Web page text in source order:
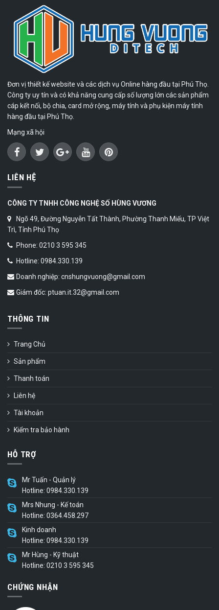
Đơn vị thiết kế website và các dịch vụ Online hàng đầu tại Phú Thọ.
Công ty uy tín và có khả năng cung cấp số lượng lớn các sản phẩm
cáp kết nối, bộ chia, card mở rộng, máy tính và phụ kiện máy tính
hàng đầu tại Phú Thọ.
Mạng xã hội
LIÊN HỆ
CÔNG TY TNHH CÔNG NGHỆ SỐ HÙNG VƯƠNG
Ngõ 49, Đường Nguyễn Tất Thành, Phường Thanh Miếu, TP Việt
Trì, Tỉnh Phú Thọ
Phone: 0210 3 595 345
Hotline: 0984.330.139
Doanh nghiệp: cnshungvuong@gmail.com
Giám đốc: ptuan.it.32@gmail.com
THÔNG TIN
Trang Chủ
Sản phẩm
Thanh toán
Liên hệ
Tài khoản
Kiểm tra bảo hành
HỖ TRỢ
Mr Tuấn - Quản lý
Hotline: 0984.330.139
Mrs Nhung - Kế toán
Hotline: 0364.458.297
Kinh doanh
Hotline: 0984.330.139
Mr Hùng - Kỹ thuật
Hotline: 0210 3 595 345
CHỨNG NHẬN